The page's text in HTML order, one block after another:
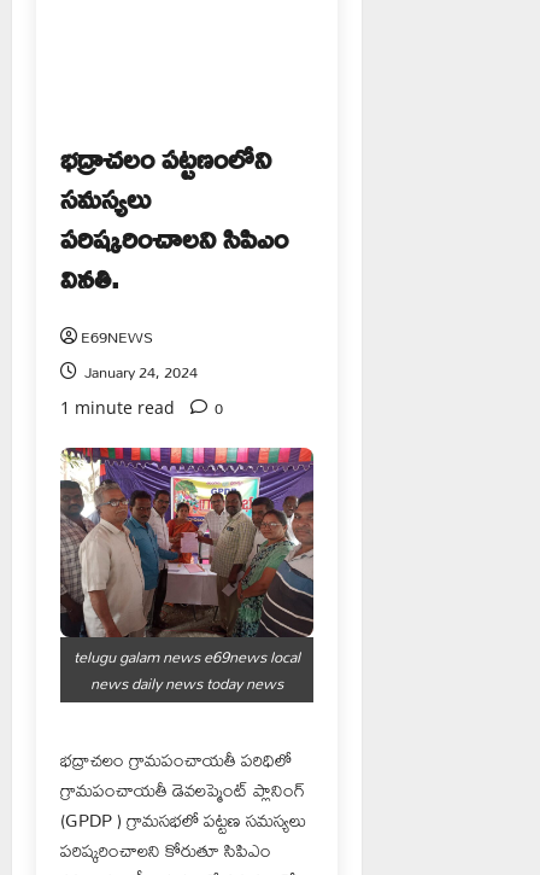
భద్రాచలం పట్టణంలోని
సమస్యలు
పరిష్కరించాలని సిపిఎం
వినతి.
E69NEWS
January 24, 2024
1 minute read 0
telugu galam news e69news local
news daily news today news
భద్రాచలం గ్రామపంచాయతీ పరిధిలో
గ్రామపంచాయతీ డెవలప్మెంట్ ప్లానింగ్
(GPDP ) గ్రామసభలో పట్టణ సమస్యలు
పరిష్కరించాలని కోరుతూ సిపిఎం